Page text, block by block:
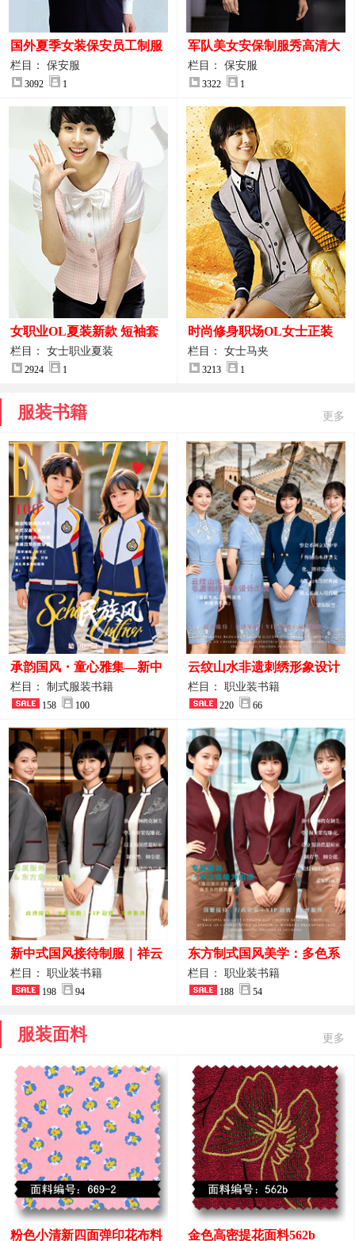
国外夏季女装保安员工制服
装大图
栏目： 保安服
3092 1
军队美女安保制服秀高清大
图
栏目： 保安服
3322 1
女职业OL夏装新款 短袖套
装女正装
栏目： 女士职业夏装
2924 1
时尚修身职场OL女士正装
马甲拍摄大图
栏目： 女士马夹
3213 1
服装书籍 更多
承韵国风・童心雅集—新中
式民族风小学与幼儿园全套
校服定制图鉴
栏目： 制式服装书籍
158 100
云纹山水非遗刺绣形象设计
工装｜会议礼仪接待人员制
服画册
栏目： 职业装书籍
220 66
新中式国风接待制服｜祥云
刺绣打造高端厅堂东方美学
栏目： 职业装书籍
198 94
东方制式国风美学：多色系
新中式前厅管家VIP接待员
工作服合集
栏目： 职业装书籍
188 54
服装面料 更多
粉色小清新四面弹印花布料 金色高密提花面料562b